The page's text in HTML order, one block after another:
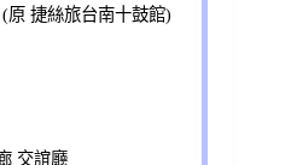
原 捷絲旅台南十鼓館)
交誼廳